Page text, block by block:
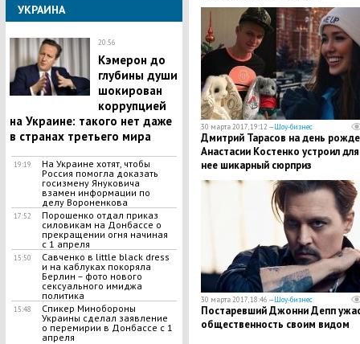
УКРАИНА
20:56
Кэмерон до
глубины души
шокирован
коррупцией
на Украине: такого нет даже
в странах третьего мира
19:19
На Украине хотят, чтобы
Россия помогла доказать
госизмену Януковича
взамен информации по
делу Вороненкова
17:52
Порошенко отдал приказ
силовикам на Донбассе о
прекращении огня начиная
с 1 апреля
15:50
Савченко в little black dress
и на каблуках покоряла
Берлин – фото нового
сексуального имиджа
политика
15:48
Спикер Минобороны
Украины сделал заявление
о перемирии в Донбассе с 1
апреля
30 марта 2017, 19:12 —Шоу-бизнес
Дмитрий Тарасов на день
Анастасии Костенко устроил для
нее шикарный сюрприз
30 марта 2017, 18:46 —Шоу-бизнес
Постаревший Джонни Депп
общественность своим видом